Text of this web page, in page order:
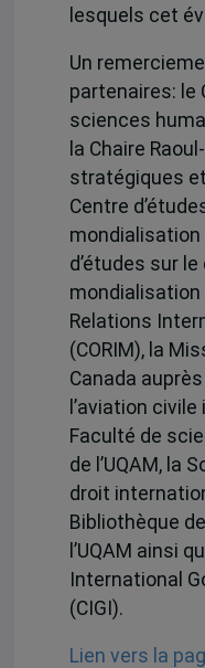
lesquels cet
Un
partenaires: le
sciences
la Chaire
stratégiques
Centre
mondialisation
d’études sur
mondialisation
Relations
(CORIM), la
Canada
l’aviation
Faculté de
de l’UQAM, la
droit
Bibliothèque
l’UQAM ainsi
International
(CIGI).
Lien vers la